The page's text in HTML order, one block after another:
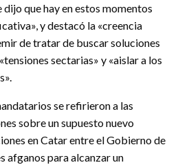
dijo que hay en estos momentos
y destacó la «creencia
de tratar de buscar soluciones
sectarias» y «aislar a los
se refirieron a las
sobre un supuesto nuevo
en Catar entre el Gobierno de
afganos para alcanzar un